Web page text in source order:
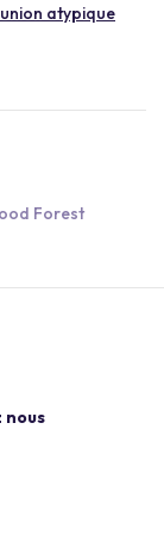
atypique
Forest
nous